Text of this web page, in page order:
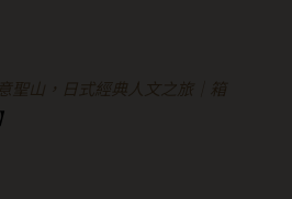
聖山，日式經典人文之旅｜箱
】